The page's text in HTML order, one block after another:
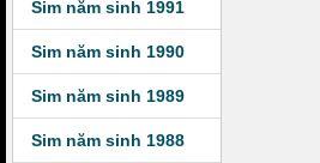
Sim năm sinh 1991
Sim năm sinh 1990
Sim năm sinh 1989
Sim năm sinh 1988